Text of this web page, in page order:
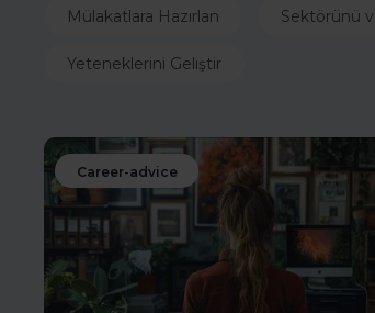
Mülakatlara Hazırlan Sektörünü
Yeteneklerini Geliştir
Career-advice